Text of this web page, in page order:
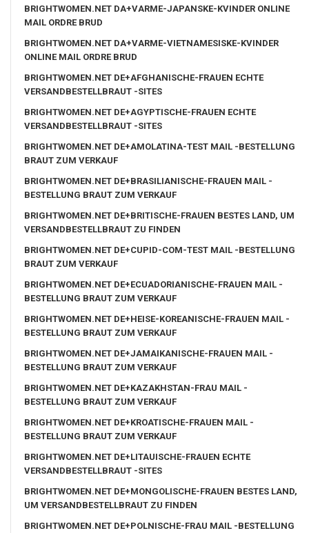
BRIGHTWOMEN.NET DA+VARME-JAPANSKE-KVINDER ONLINE
MAIL ORDRE BRUD
BRIGHTWOMEN.NET DA+VARME-VIETNAMESISKE-KVINDER
ONLINE MAIL ORDRE BRUD
BRIGHTWOMEN.NET DE+AFGHANISCHE-FRAUEN ECHTE
VERSANDBESTELLBRAUT -SITES
BRIGHTWOMEN.NET DE+AGYPTISCHE-FRAUEN ECHTE
VERSANDBESTELLBRAUT -SITES
BRIGHTWOMEN.NET DE+AMOLATINA-TEST MAIL -BESTELLUNG
BRAUT ZUM VERKAUF
BRIGHTWOMEN.NET DE+BRASILIANISCHE-FRAUEN MAIL -
BESTELLUNG BRAUT ZUM VERKAUF
BRIGHTWOMEN.NET DE+BRITISCHE-FRAUEN BESTES LAND, UM
VERSANDBESTELLBRAUT ZU FINDEN
BRIGHTWOMEN.NET DE+CUPID-COM-TEST MAIL -BESTELLUNG
BRAUT ZUM VERKAUF
BRIGHTWOMEN.NET DE+ECUADORIANISCHE-FRAUEN MAIL -
BESTELLUNG BRAUT ZUM VERKAUF
BRIGHTWOMEN.NET DE+HEISE-KOREANISCHE-FRAUEN MAIL -
BESTELLUNG BRAUT ZUM VERKAUF
BRIGHTWOMEN.NET DE+JAMAIKANISCHE-FRAUEN MAIL -
BESTELLUNG BRAUT ZUM VERKAUF
BRIGHTWOMEN.NET DE+KAZAKHSTAN-FRAU MAIL -
BESTELLUNG BRAUT ZUM VERKAUF
BRIGHTWOMEN.NET DE+KROATISCHE-FRAUEN MAIL -
BESTELLUNG BRAUT ZUM VERKAUF
BRIGHTWOMEN.NET DE+LITAUISCHE-FRAUEN ECHTE
VERSANDBESTELLBRAUT -SITES
BRIGHTWOMEN.NET DE+MONGOLISCHE-FRAUEN BESTES LAND,
UM VERSANDBESTELLBRAUT ZU FINDEN
BRIGHTWOMEN.NET DE+POLNISCHE-FRAU MAIL -BESTELLUNG